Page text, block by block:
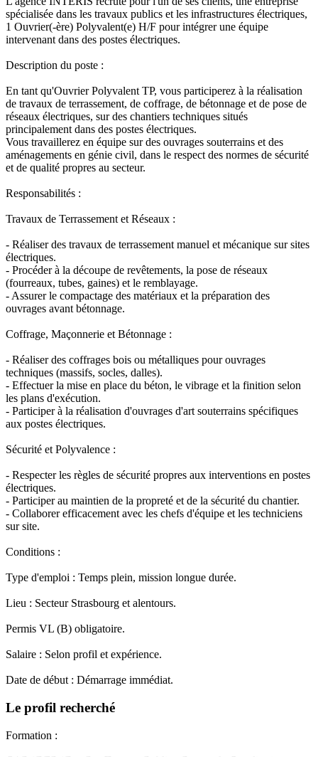
spécialisée dans les travaux publics et les infrastructures électriques,
1 Ouvrier(-ère) Polyvalent(e) H/F pour intégrer une équipe
intervenant dans des postes électriques.
Description du poste :
En tant qu'Ouvrier Polyvalent TP, vous participerez à la réalisation
de travaux de terrassement, de coffrage, de bétonnage et de pose de
réseaux électriques, sur des chantiers techniques situés
principalement dans des postes électriques.
Vous travaillerez en équipe sur des ouvrages souterrains et des
aménagements en génie civil, dans le respect des normes de sécurité
et de qualité propres au secteur.
Responsabilités :
Travaux de Terrassement et Réseaux :
- Réaliser des travaux de terrassement manuel et mécanique sur sites
électriques.
- Procéder à la découpe de revêtements, la pose de réseaux
(fourreaux, tubes, gaines) et le remblayage.
- Assurer le compactage des matériaux et la préparation des
ouvrages avant bétonnage.
Coffrage, Maçonnerie et Bétonnage :
- Réaliser des coffrages bois ou métalliques pour ouvrages
techniques (massifs, socles, dalles).
- Effectuer la mise en place du béton, le vibrage et la finition selon
les plans d'exécution.
- Participer à la réalisation d'ouvrages d'art souterrains spécifiques
aux postes électriques.
Sécurité et Polyvalence :
- Respecter les règles de sécurité propres aux interventions en postes
électriques.
- Participer au maintien de la propreté et de la sécurité du chantier.
- Collaborer efficacement avec les chefs d'équipe et les techniciens
sur site.
Conditions :
Type d'emploi : Temps plein, mission longue durée.
Lieu : Secteur Strasbourg et alentours.
Permis VL (B) obligatoire.
Salaire : Selon profil et expérience.
Date de début : Démarrage immédiat.
Le profil recherché
Formation :